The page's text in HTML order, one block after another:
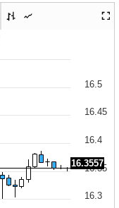
16.3
16.35
16.4
16.45
16.5
16.3557